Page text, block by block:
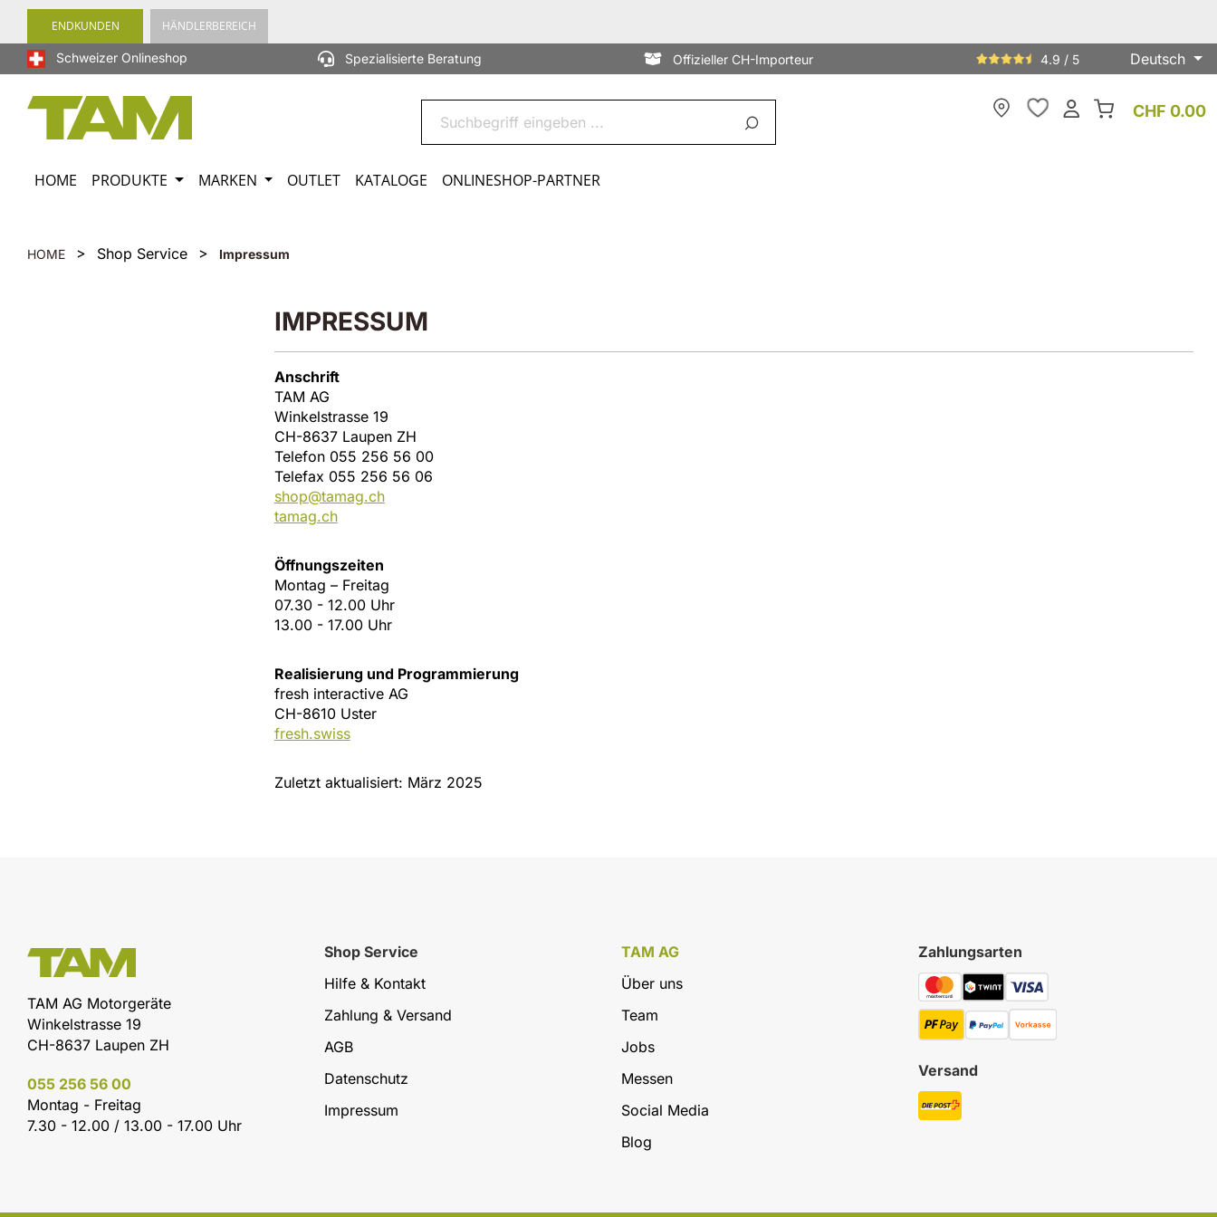
Zur Hauptnavigation springen
ENDKUNDEN HÄNDLERBEREICH
Schweizer Onlineshop Spezialisierte Beratung Offizieller CH-Importeur 4.9 / 5 Deutsch
CHF 0.00
HOME PRODUKTE MARKEN OUTLET KATALOGE ONLINESHOP-PARTNER
HOME > Shop Service > Impressum
IMPRESSUM
Anschrift
TAM AG
Winkelstrasse 19
CH-8637 Laupen ZH
Telefon 055 256 56 00
Telefax 055 256 56 06
shop@tamag.ch
tamag.ch
Öffnungszeiten
Montag – Freitag
07.30 - 12.00 Uhr
13.00 - 17.00 Uhr
Realisierung und Programmierung
fresh interactive AG
CH-8610 Uster
fresh.swiss
Zuletzt aktualisiert: März 2025
TAM AG Motorgeräte
Winkelstrasse 19
CH-8637 Laupen ZH
055 256 56 00
Montag - Freitag
7.30 - 12.00 / 13.00 - 17.00 Uhr
TAM AG
Über uns
Team
Jobs
Messen
Social Media
Blog
Shop Service
Hilfe & Kontakt
Zahlung & Versand
AGB
Datenschutz
Impressum
Zahlungsarten
Versand